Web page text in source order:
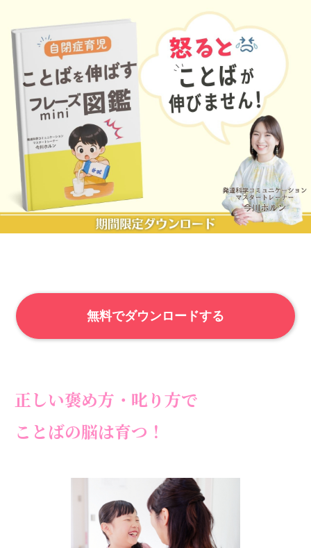
無料でダウンロードする
正しい褒め方・叱り方で
ことばの脳は育つ！